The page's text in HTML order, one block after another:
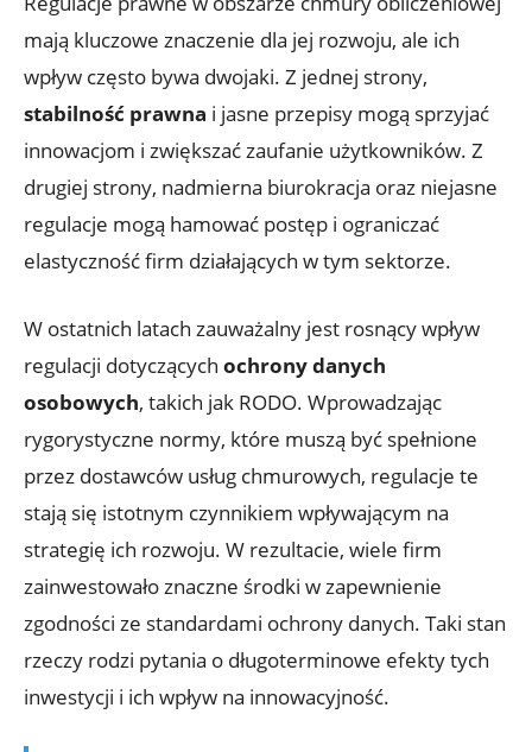
mają​ kluczowe znaczenie dla jej rozwoju, ale ‌ich
wpływ często ⁤bywa dwojaki. Z⁢ jednej ⁢strony, ​
stabilność prawna i jasne przepisy mogą ⁤sprzyjać
innowacjom i zwiększać ⁢zaufanie użytkowników. Z
drugiej​ strony, nadmierna biurokracja oraz‌ niejasne
regulacje mogą hamować postęp i ograniczać
elastyczność ​firm działających​ w tym sektorze.
W ostatnich latach zauważalny jest ‍rosnący wpływ
regulacji dotyczących ochrony danych
osobowych, takich jak RODO. ‌Wprowadzając
rygorystyczne normy, ⁢które‍ muszą być spełnione
‍przez dostawców usług chmurowych, regulacje te
stają się istotnym czynnikiem ⁤wpływającym ⁣na
‍strategię ich rozwoju. ‍W rezultacie, wiele firm
zainwestowało​ znaczne środki w zapewnienie
zgodności‍ ze standardami ochrony‍ danych. Taki stan
rzeczy⁣ rodzi pytania o długoterminowe efekty⁣ tych ​
inwestycji i​ ich wpływ na innowacyjność.